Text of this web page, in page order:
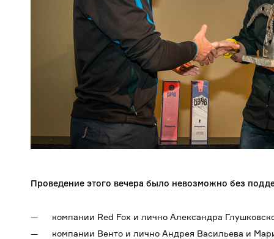
Проведение этого вечера было невозможно без
компании Red Fox и лично Александра
компании Венто и лично Андрея Васильева и